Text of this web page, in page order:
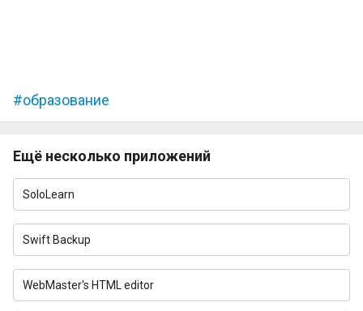
образование
Ещё несколько приложений
SoloLearn
Swift Backup
WebMaster's HTML editor